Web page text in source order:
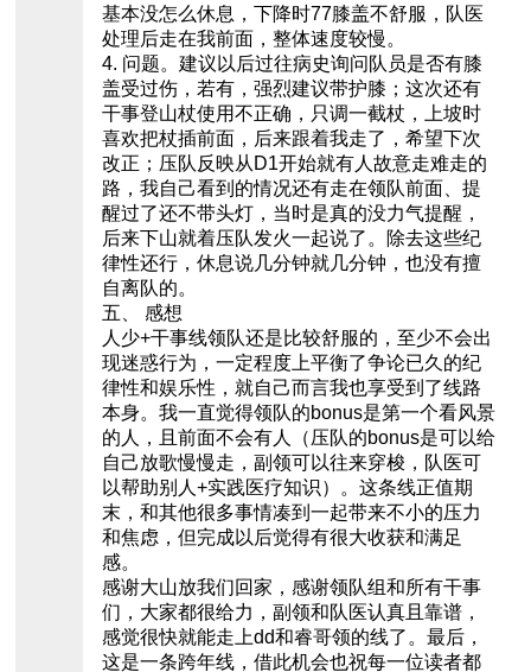
基本没怎么休息，下降时77膝盖不舒服，队医
处理后走在我前面，整体速度较慢。
4. 问题。建议以后过往病史询问队员是否有膝
盖受过伤，若有，强烈建议带护膝；这次还有
干事登山杖使用不正确，只调一截杖，上坡时
喜欢把杖插前面，后来跟着我走了，希望下次
改正；压队反映从D1开始就有人故意走难走的
路，我自己看到的情况还有走在领队前面、提
醒过了还不带头灯，当时是真的没力气提醒，
后来下山就着压队发火一起说了。除去这些纪
律性还行，休息说几分钟就几分钟，也没有擅
自离队的。
五、 感想
人少+干事线领队还是比较舒服的，至少不会出
现迷惑行为，一定程度上平衡了争论已久的纪
律性和娱乐性，就自己而言我也享受到了线路
本身。我一直觉得领队的bonus是第一个看风景
的人，且前面不会有人（压队的bonus是可以给
自己放歌慢慢走，副领可以往来穿梭，队医可
以帮助别人+实践医疗知识）。这条线正值期
末，和其他很多事情凑到一起带来不小的压力
和焦虑，但完成以后觉得有很大收获和满足
感。
感谢大山放我们回家，感谢领队组和所有干事
们，大家都很给力，副领和队医认真且靠谱，
感觉很快就能走上dd和睿哥领的线了。最后，
这是一条跨年线，借此机会也祝每一位读者都